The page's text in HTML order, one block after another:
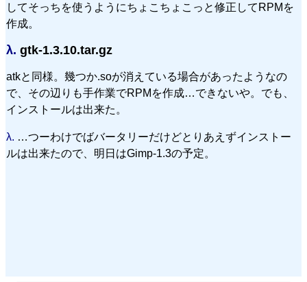
してそっちを使うようにちょこちょこっと修正してRPMを
作成。
λ. gtk-1.3.10.tar.gz
atkと同様。幾つか.soが消えている場合があったようなの
で、その辺りも手作業でRPMを作成…できないや。でも、
インストールは出来た。
λ. …つーわけでばバータリーだけどとりあえずインストー
ルは出来たので、明日はGimp-1.3の予定。